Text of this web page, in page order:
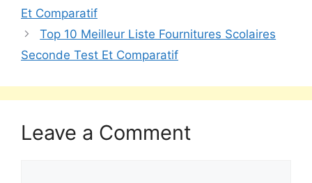
Et Comparatif
Top 10 Meilleur Liste Fournitures Scolaires
Seconde Test Et Comparatif
Leave a Comment